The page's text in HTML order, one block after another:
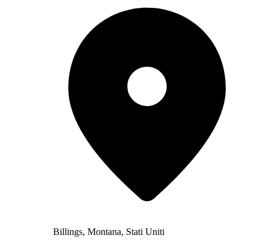
Billings, Montana, Stati Uniti